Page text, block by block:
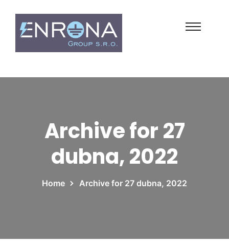
Archive for 27
dubna, 2022
Home Archive for 27 dubna, 2022